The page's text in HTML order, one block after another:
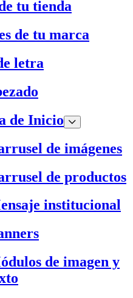
tu tienda
de tu marca
letra
de Inicio
de imágenes
de productos
institucional
de imagen y